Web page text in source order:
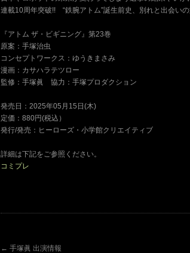
連載10周年突破!! “鉄腕アトム”誕生前史、別れと出会い
『アトム ザ・ビギニング』第23巻
原案：手塚治虫
コンセプトワークス：ゆうきまさみ
漫画：カサハラテツロー
監修：手塚眞 協力：手塚プロダクション
発売日：2025年05月15日(木)
定価：880円(税込）
発行/発売：ヒーローズ・小学館クリエイティブ
詳細は下記をご参照ください。
コミプレ
← 手塚眞 出演情報